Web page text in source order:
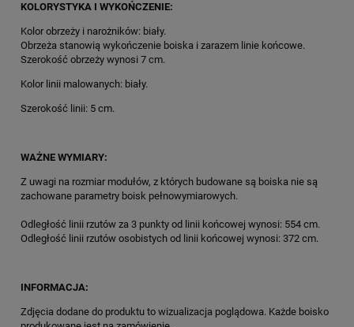
KOLORYSTYKA I WYKOŃCZENIE:
Kolor obrzeży i narożników: biały.
Obrzeża stanowią wykończenie boiska i zarazem linie końcowe.
Szerokość obrzeży wynosi 7 cm.
Kolor linii malowanych: biały.
Szerokość linii: 5 cm.
WAŻNE WYMIARY:
Z uwagi na rozmiar modułów, z których budowane są boiska nie są
zachowane parametry boisk pełnowymiarowych.
Odległość linii rzutów za 3 punkty od linii końcowej wynosi: 554 cm.
Odległość linii rzutów osobistych od linii końcowej wynosi: 372 cm.
INFORMACJA:
Zdjęcia dodane do produktu to wizualizacja poglądowa. Każde boisko